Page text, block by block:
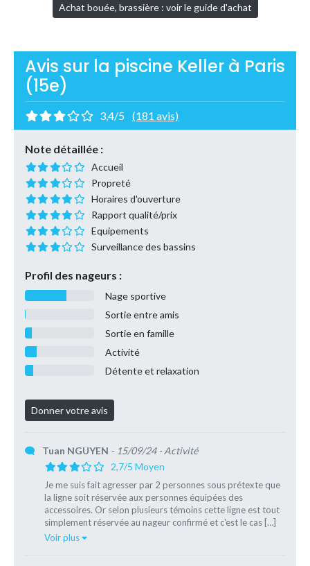
Achat bouée, brassière : voir le guide d'achat
Avis sur la piscine Keller à Paris
(15e)
3,4/5 (181 avis)
Note détaillée :
Accueil
Propreté
Horaires d'ouverture
Rapport qualité/prix
Equipements
Surveillance des bassins
Profil des nageurs :
Nage sportive
Sortie entre amis
Sortie en famille
Activité
Détente et relaxation
Tuan NGUYEN - 15/09/24- Activité
2,7/5 Moyen
Je me suis fait agresser par 2 personnes sous prétexte que
la ligne soit réservée aux personnes équipées des
accessoires. Or selon plusieurs témoins cette ligne est tout
simplement réservée au nageur confirmé et c'est le cas […]
Voir plus